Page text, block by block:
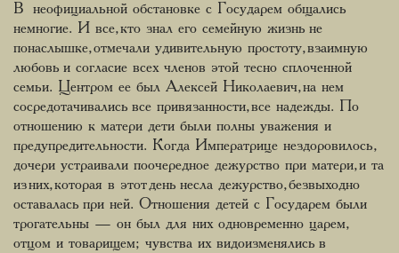
В неофициальной обстановке с Государем общались
немногие. И все, кто знал его семейную жизнь не
понаслышке, отмечали удивительную простоту, взаимную
любовь и согласие всех членов этой тесно сплоченной
семьи. Центром ее был Алексей Николаевич, на нем
сосредотачивались все привязанности, все надежды. По
отношению к матери дети были полны уважения и
предупредительности. Когда Императрице нездоровилось,
дочери устраивали поочередное дежурство при матери, и та
из них, которая в этот день несла дежурство, безвыходно
оставалась при ней. Отношения детей с Государем были
трогательны — он был для них одновременно царем,
отцом и товарищем; чувства их видоизменялись в